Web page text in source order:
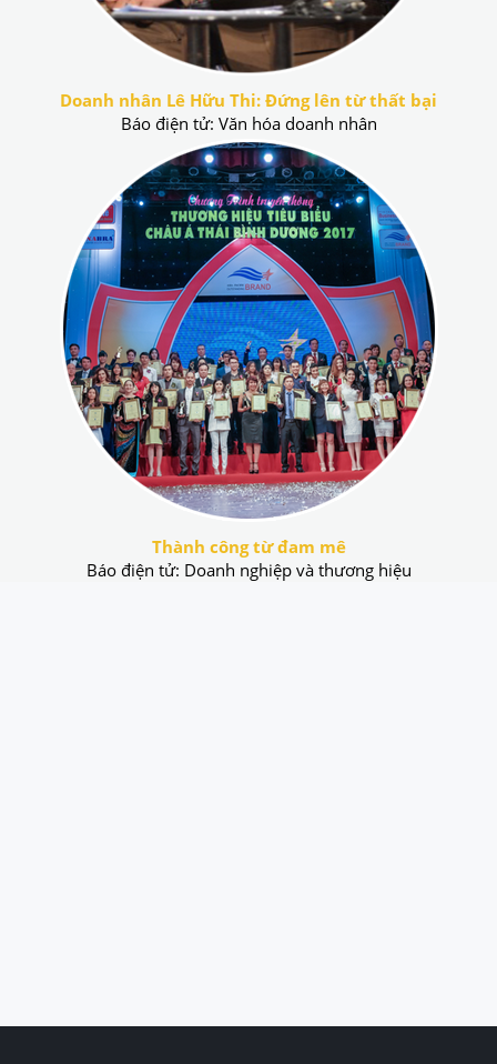
Doanh nhân Lê Hữu Thi: Đứng lên từ thất bại
Báo điện tử: Văn hóa doanh nhân
Thành công từ đam mê
Báo điện tử: Doanh nghiệp và thương hiệu